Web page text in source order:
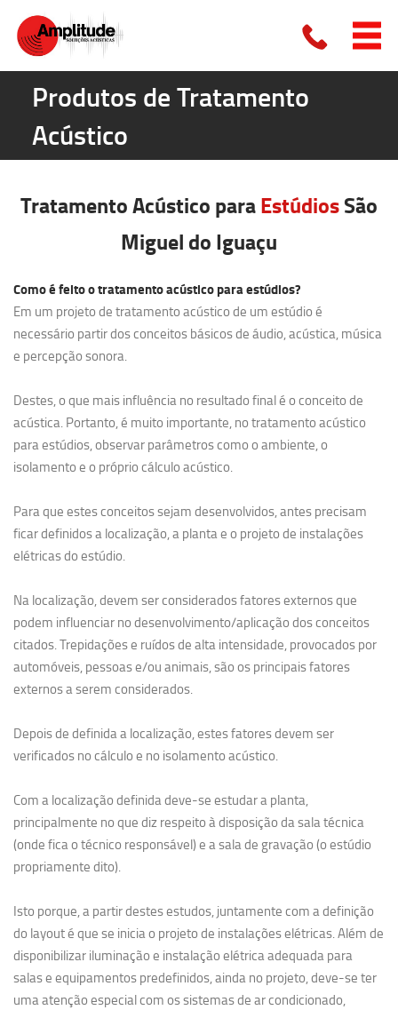
Produtos de Tratamento
Acústico
Tratamento Acústico paraEstúdiosSão
Miguel do Iguaçu
Como é feito o tratamento acústico para estúdios?
Em um projeto de tratamento acústico de um estúdio é
necessário partir dos conceitos básicos de áudio, acústica, música
e percepção sonora.
Destes, o que mais influência no resultado final é o conceito de
acústica. Portanto, é muito importante, no tratamento acústico
para estúdios, observar parâmetros como o ambiente, o
isolamento e o próprio cálculo acústico.
Para que estes conceitos sejam desenvolvidos, antes precisam
ficar definidos a localização, a planta e o projeto de instalações
elétricas do estúdio.
Na localização, devem ser considerados fatores externos que
podem influenciar no desenvolvimento/aplicação dos conceitos
citados. Trepidações e ruídos de alta intensidade, provocados por
automóveis, pessoas e/ou animais, são os principais fatores
externos a serem considerados.
Depois de definida a localização, estes fatores devem ser
verificados no cálculo e no isolamento acústico.
Com a localização definida deve-se estudar a planta,
principalmente no que diz respeito à disposição da sala técnica
(onde fica o técnico responsável) e a sala de gravação (o estúdio
propriamente dito).
Isto porque, a partir destes estudos, juntamente com a definição
do layout é que se inicia o projeto de instalações elétricas. Além de
disponibilizar iluminação e instalação elétrica adequada para
salas e equipamentos predefinidos, ainda no projeto, deve-se ter
uma atenção especial com os sistemas de ar condicionado,